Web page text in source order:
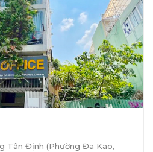
Tân Định (Phường Đa Kao,